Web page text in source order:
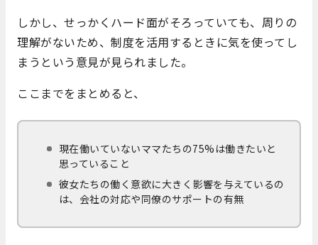
しかし、せっかくハード面がそろっていても、周りの
理解がないため、制度を活用するときに気を使ってし
まうという意見が見られました。
ここまでをまとめると、
現在働いていないママたちの75%は働きたいと
思っていること
彼女たちの働く意欲に大きく影響を与えているの
は、会社の対応や同僚のサポートの有無